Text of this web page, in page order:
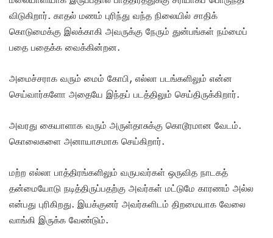
விடுகிறார். காதல் மணம் புரிந்து வந்த நிலையில் சாதிக்
கொடுமைக்கு இலக்காகி அவருக்கு நேரும் துன்பங்கள் நம்மைப்
பதை பதைக்க வைக்கின்றன.
அமைச்சராக வரும் மைம் கோபி, எல்லா படங்களிலும் என்ன
செய்வார்களோ அதையே இந்தப் படத்திலும் செய்திருக்கிறார்.
அவரது கையாளாக வரும் அருள்தாசுக்கு கொடூரமான வேடம்.
கொலைகளை அனாயாசமாக செய்கிறார்.
மற்ற எல்லா பாத்திரங்களிலும் வருபவர்கள் ஒருவித நாடகத்
தன்மையோடு நடித்திருப்பதற்கு அவர்கள் மட்டுமே காரணம் அல்ல
என்பது புரிகிறது. இயக்குனர் அவர்களிடம் திறமையாக வேலை
வாங்கி இருக்க வேண்டும்.